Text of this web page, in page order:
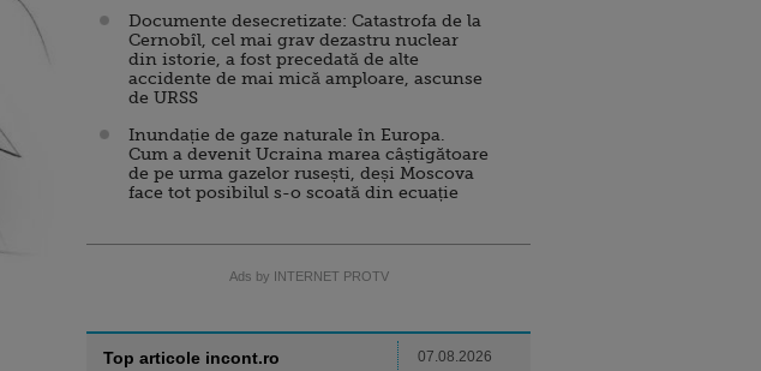
Documente desecretizate: Catastrofa de la
Cernobîl, cel mai grav dezastru nuclear
din istorie, a fost precedată de alte
accidente de mai mică amploare, ascunse
de URSS
Inundație de gaze naturale în Europa.
Cum a devenit Ucraina marea câștigătoare
de pe urma gazelor rusești, deși Moscova
face tot posibilul s-o scoată din ecuație
Ads by INTERNET PROTV
Top articole incont.ro 07.08.2026